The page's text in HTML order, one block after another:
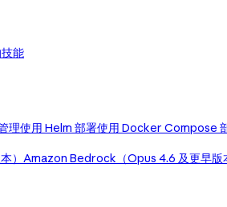
能
理使用 Helm 部署使用 Docker Compose
） Amazon Bedrock（Opus 4.6 及更早版